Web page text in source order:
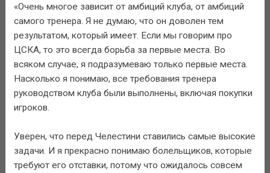
«Очень многое зависит от амбиций клуба, от амбиций
самого тренера. Я не думаю, что он доволен тем
результатом, который имеет. Если мы говорим про
ЦСКА, то это всегда борьба за первые места. Во
всяком случае, я подразумеваю только первые места.
Насколько я понимаю, все требования тренера
руководством клуба были выполнены, включая покупки
игроков.
Уверен, что перед Челестини ставились самые высокие
задачи. И я прекрасно понимаю болельщиков, которые
требуют его отставки, потому что ожидалось совсем